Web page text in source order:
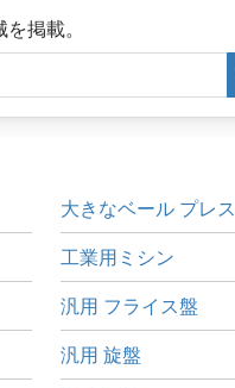
掲載。
大きなベール プレス
工業用ミシン
汎用 フライス盤
汎用 旋盤